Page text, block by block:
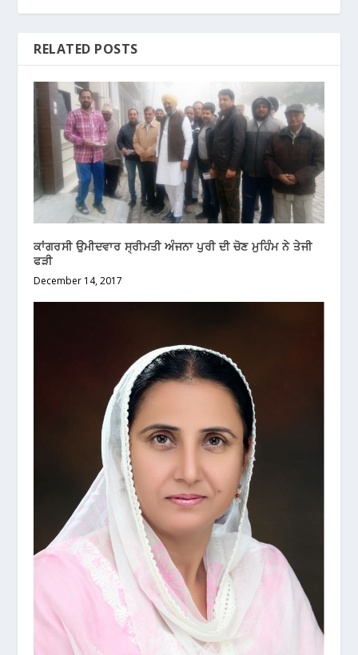
RELATED POSTS
ਕਾਂਗਰਸੀ ਉਮੀਦਵਾਰ ਸ੍ਰੀਮਤੀ ਅੰਜਨਾ ਪੁਰੀ ਦੀ ਚੋਣ ਮੁਹਿੰਮ ਨੇ ਤੇਜੀ
ਫੜੀ
December 14, 2017